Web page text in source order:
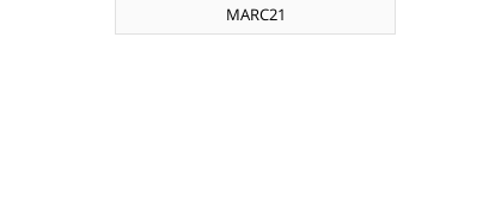
MARC21